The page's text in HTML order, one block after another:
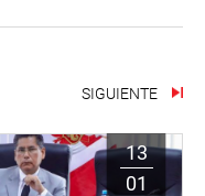
SIGUIENTE
13
01